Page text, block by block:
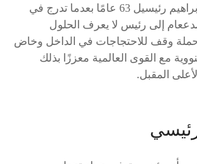
توفي الرئيس الإيراني إبراهيم رئيسيل 63 عامًا بعدما تدرج في
إلى رئيس لا يعرف الحلول
وقف للاحتجاجات في الداخل وخاض
مع القوى العالمية معززًا بذلك
المقبل.